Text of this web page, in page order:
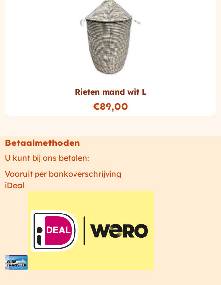
Rieten mand wit L
€89,00
Betaalmethoden
U kunt bij ons betalen:
Vooruit per bankoverschrijving
iDeal